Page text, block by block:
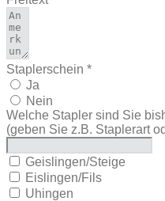
Staplerschein *
Ja
Nein
Welche Stapler sind Sie
(geben Sie z.B. Staplerart
Geislingen/Steige
Eislingen/Fils
Uhingen